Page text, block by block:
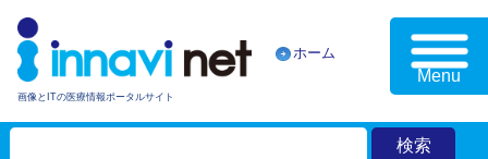
画像とITの医療情報ポータルサイト
ホーム
Menu